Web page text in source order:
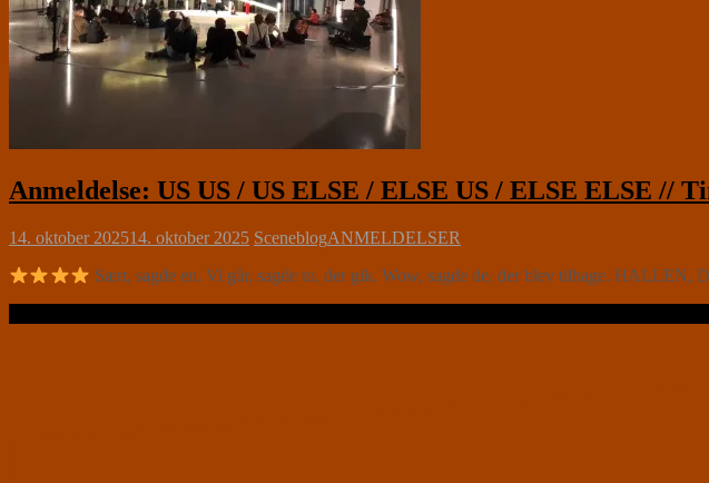
Anmeldelse: US US / US ELSE / ELSE US / ELSE ELSE
14. oktober 202514. oktober 2025 SceneblogANMELDELSER
Sært, sagde en. Vi går, sagde to, der gik. Wow, sagde de, der blev tilbage. HALLEN,